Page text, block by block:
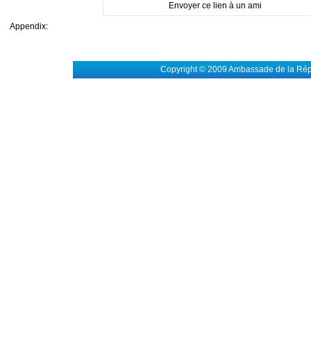
Envoyer ce lien à un ami
Appendix:
Copyright © 2009 Ambassade de la